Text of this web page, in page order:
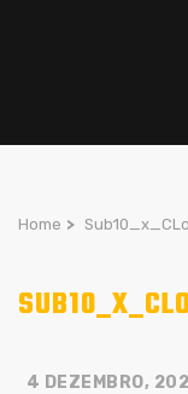
Home >
4 DEZEMBRO,